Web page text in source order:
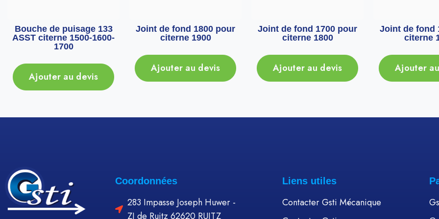
Bouche de puisage 133
ASST citerne 1500-1600-
1700
Ajouter au devis
Joint de fond 1800 pour
citerne 1900
Ajouter au devis
Joint de fond 1700 pour
citerne 1800
Ajouter au devis
Joint de fond
citerne
Ajouter
Coordonnées
283 Impasse Joseph Huwer -
ZI de Ruitz 62620 RUITZ
Liens utiles
Contacter Gsti Mécanique